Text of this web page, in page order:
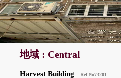
地域 : Central
Harvest Building Ref No73201